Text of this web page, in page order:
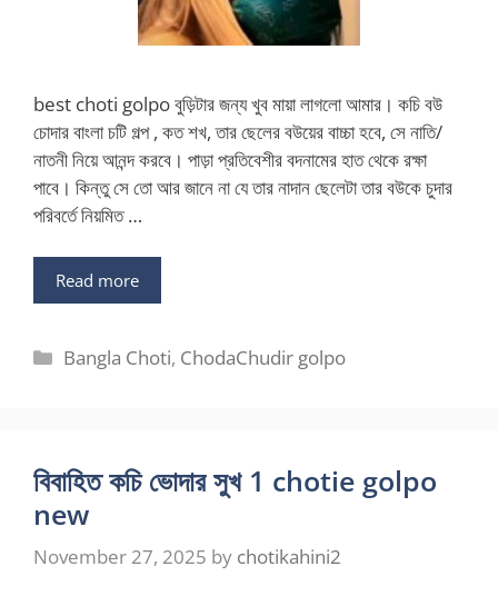
best choti golpo বুড়িটার জন্য খুব মায়া লাগলো আমার। কচি বউ
চোদার বাংলা চটি গল্প , কত শখ, তার ছেলের বউয়ের বাচ্চা হবে, সে নাতি/
নাতনী নিয়ে আনন্দ করবে। পাড়া প্রতিবেশীর বদনামের হাত থেকে রক্ষা
পাবে। কিন্তু সে তো আর জানে না যে তার নাদান ছেলেটা তার বউকে চুদার
পরিবর্তে নিয়মিত …
Read more
Categories
Bangla Choti, ChodaChudir golpo
বিবাহিত কচি ভোদার সুখ 1 chotie golpo
new
November 27, 2025 by chotikahini2